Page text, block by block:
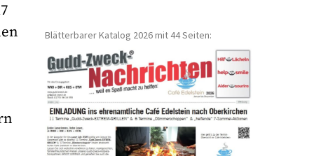
Blätterbarer Katalog 2026 mit 44 Seiten: